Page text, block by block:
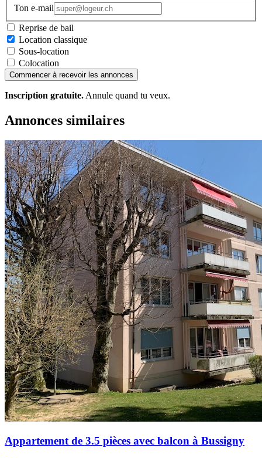
Ton e-mail
Reprise de bail
Location classique
Sous-location
Colocation
Commencer à recevoir les annonces
Inscription gratuite. Annule quand tu veux.
Annonces similaires
Appartement de 3.5 pièces avec balcon à Bussigny